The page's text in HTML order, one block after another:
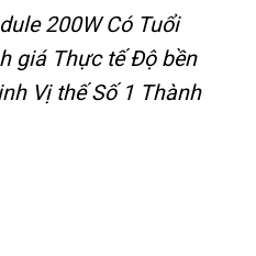
200W Có Tuổi
giá Thực tế Độ bền
Vị thế Số 1 Thành